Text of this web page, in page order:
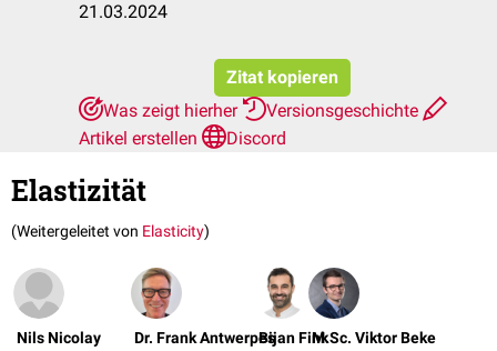
21.03.2024
Zitat kopieren
Was zeigt hierher
Versionsgeschichte
Artikel erstellen
Discord
Elastizität
(Weitergeleitet von Elasticity)
Nils Nicolay Dr. Frank AntwerpesBijan FinkM.Sc. Viktor Beke